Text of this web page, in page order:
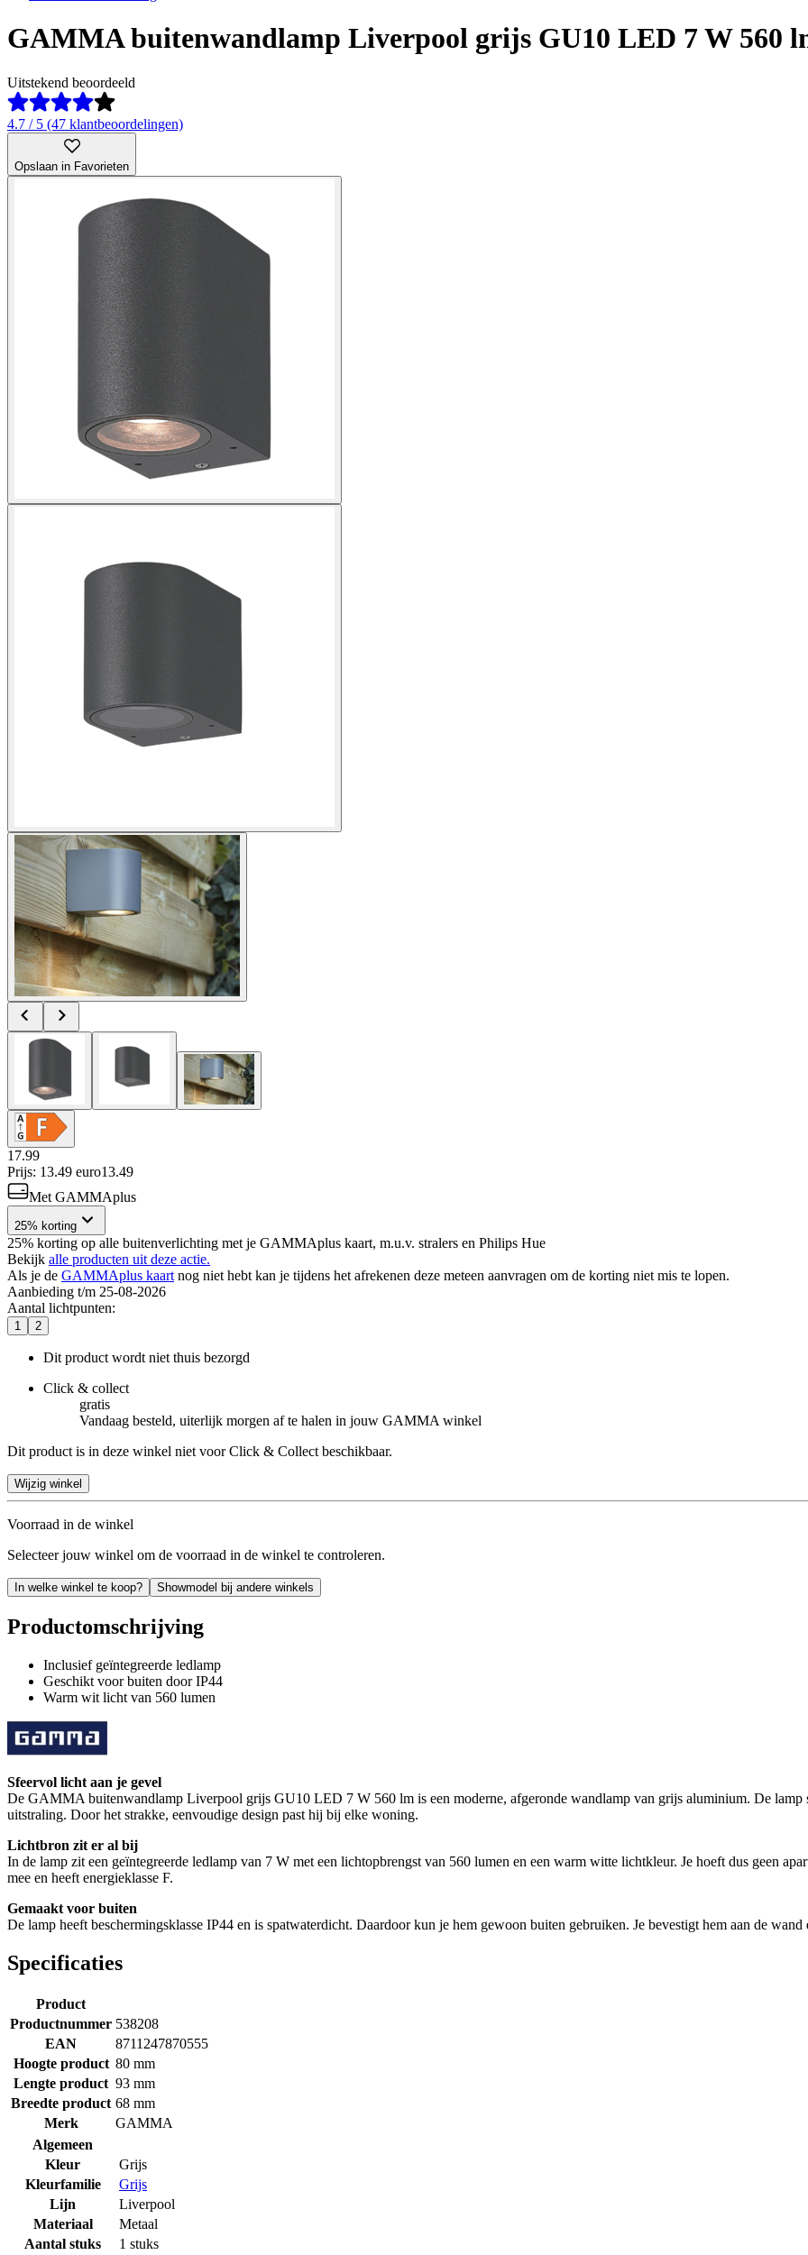
GAMMA buitenwandlamp Liverpool grijs GU10 LED 7 W 560
Uitstekend beoordeeld
4.7 / 5 (47 klantbeoordelingen)
Opslaan in Favorieten
17.99
Prijs: 13.49 euro13.49
Met GAMMAplus
25% korting
25% korting op alle buitenverlichting met je GAMMAplus kaart, m.u.v. stralers en Philips Hue
Bekijk alle producten uit deze actie.
Als je de GAMMAplus kaart nog niet hebt kan je tijdens het afrekenen deze meteen aanvragen om de korting niet mis te lopen.
Aanbieding t/m 25-08-2026
Aantal lichtpunten:
1 2
Dit product wordt niet thuis bezorgd
Click & collect
gratis
Vandaag besteld, uiterlijk morgen af te halen in jouw GAMMA winkel
Dit product is in deze winkel niet voor Click & Collect beschikbaar.
Wijzig winkel
Voorraad in de winkel
Selecteer jouw winkel om de voorraad in de winkel te controleren.
In welke winkel te koop? Showmodel bij andere winkels
Productomschrijving
Inclusief geïntegreerde ledlamp
Geschikt voor buiten door IP44
Warm wit licht van 560 lumen
Sfeervol licht aan je gevel
De GAMMA buitenwandlamp Liverpool grijs GU10 LED 7 W 560 lm is een moderne, afgeronde wandlamp van grijs aluminium. De lamp
uitstraling. Door het strakke, eenvoudige design past hij bij elke woning.
Lichtbron zit er al bij
In de lamp zit een geïntegreerde ledlamp van 7 W met een lichtopbrengst van 560 lumen en een warm witte lichtkleur. Je hoeft dus geen
mee en heeft energieklasse F.
Gemaakt voor buiten
De lamp heeft beschermingsklasse IP44 en is spatwaterdicht. Daardoor kun je hem gewoon buiten gebruiken. Je bevestigt hem aan de
Specificaties
Product
Productnummer 538208
EAN
8711247870555
Hoogte product 80 mm
Lengte product 93 mm
Breedte product 68 mm
Merk
GAMMA
Algemeen
Kleur
Grijs
Kleurfamilie
Grijs
Lijn
Liverpool
Materiaal
Metaal
Aantal stuks
1 stuks